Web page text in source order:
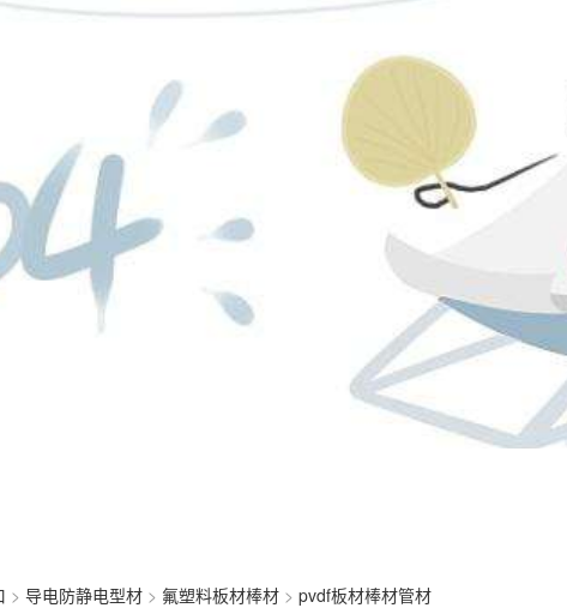
> 导电防静电型材 > 氟塑料板材棒材 > pvdf板材棒材管材